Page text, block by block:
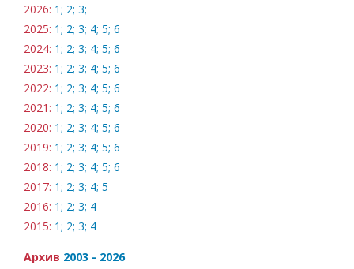
2026: 1; 2; 3;
2025: 1; 2; 3; 4; 5; 6
2024: 1; 2; 3; 4; 5; 6
2023: 1; 2; 3; 4; 5; 6
2022: 1; 2; 3; 4; 5; 6
2021: 1; 2; 3; 4; 5; 6
2020: 1; 2; 3; 4; 5; 6
2019: 1; 2; 3; 4; 5; 6
2018: 1; 2; 3; 4; 5; 6
2017: 1; 2; 3; 4; 5
2016: 1; 2; 3; 4
2015: 1; 2; 3; 4
Архив 2003 - 2026